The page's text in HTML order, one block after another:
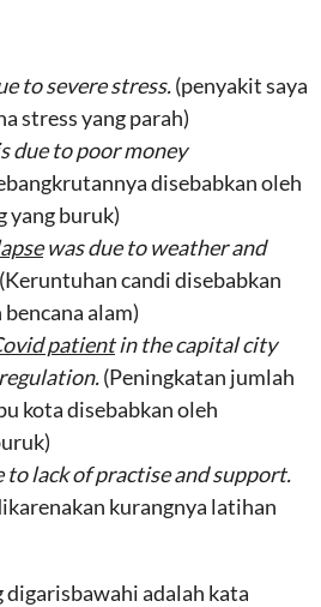
tosevere stress.(penyakit saya
stress yang parah)
due to poormoney
disebabkan oleh
yang buruk)
was due to weatherand
(Keruntuhan candi disebabkan
bencana alam)
patientinthe capitalcity
.(Peningkatan jumlah
kota disebabkan oleh
tolack of practise and support.
kurangnya latihan
digarisbawahi adalah kata